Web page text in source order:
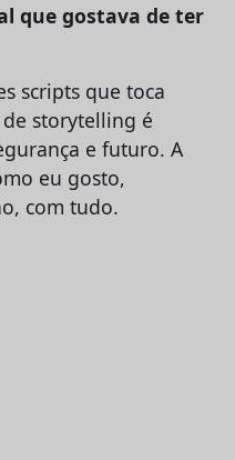
que gostava de ter
scripts que toca
storytelling é
e futuro. A
eu gosto,
com tudo.